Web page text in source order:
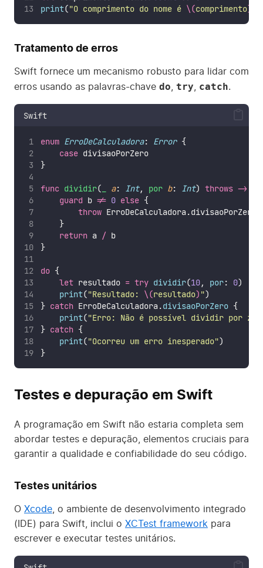
print("O comprimento do nome é \(comprimento)
Tratamento de erros
Swift fornece um mecanismo robusto para lidar com
erros usando as palavras-chave do try catch.
Swift
enum ErroDeCalculadora: Error {
case divisaoPorZero
}
func dividir( a: Int, por b: Int) throws ->
guard b != 0 else {
throw ErroDeCalculadora.divisaoPorZero
    }
return a / b
}
do {
let resultado = try dividir(10, por: 0)
print("Resultado: \(resultado) ")
} catch ErroDeCalculadora.divisaoPorZero {
print("Erro: Não é possível dividir por
} catch {
print("Ocorreu um erro inesperado")
}
Testes e depuração em Swift
A programação em Swift não estaria completa sem
abordar testes e depuração, elementos cruciais para
garantir a qualidade e confiabilidade do seu código.
Testes unitários
O Xcode , o ambiente de desenvolvimento integrado
(IDE) para Swift, inclui o XCTest framework para
escrever e executar testes unitários.